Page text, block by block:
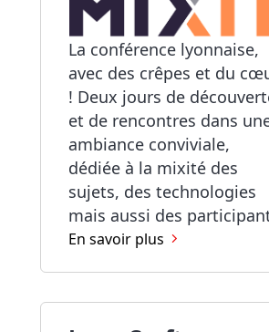
La conférence lyonnaise,
avec des crêpes et du
! Deux jours de
et de rencontres dans
ambiance conviviale,
dédiée à la mixité des
sujets, des technologies
mais aussi des
En savoir plus